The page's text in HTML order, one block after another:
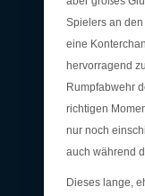
Spielers an
eine
hervorragend
Rumpfabwehr
richtigen
nur noch
auch während
Dieses lange,